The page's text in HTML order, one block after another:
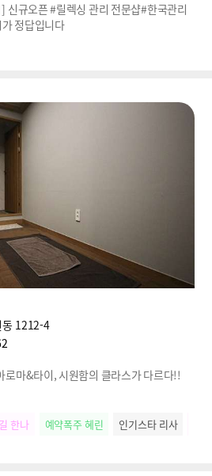
신규오픈 #릴렉싱 관리 전문샵#한국관리
정답입니다
동 1212-4
로마&타이, 시원함의 클라스가 다르다!!
한나 예약폭주 혜린 인기스타 리사